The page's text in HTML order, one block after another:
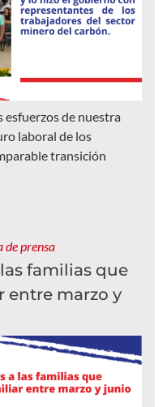
esfuerzos de nuestra
laboral de los
transición
de prensa
familias que
entre marzo y